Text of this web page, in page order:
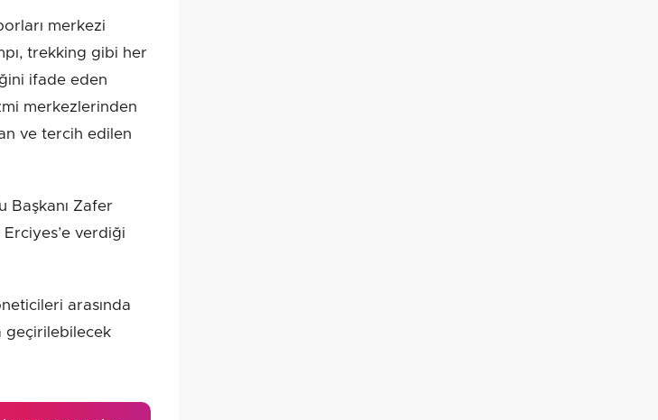
merkezi
trekking gibi her
ifade eden
merkezlerinden
ve tercih edilen
Başkanı Zafer
verdiği
arasında
geçirilebilecek